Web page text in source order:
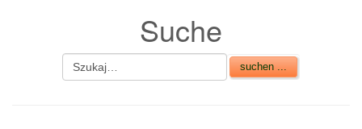
Verkaufsbetrag an
Gebühren je Inserat
Artikel
Suche